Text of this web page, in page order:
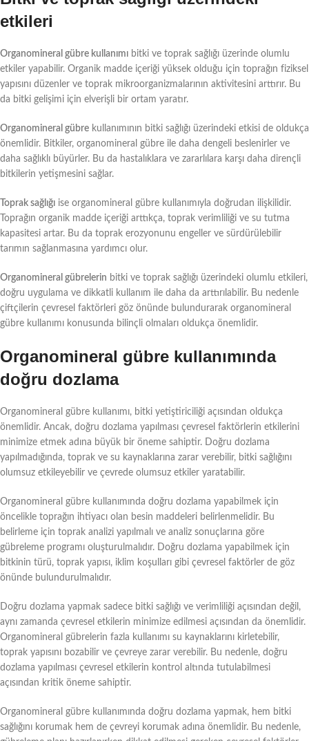
etkileri
Organomineral gübre kullanımı bitki ve toprak sağlığı üzerinde olumlu
etkiler yapabilir. Organik madde içeriği yüksek olduğu için toprağın fiziksel
yapısını düzenler ve toprak mikroorganizmalarının aktivitesini arttırır. Bu
da bitki gelişimi için elverişli bir ortam yaratır.
Organomineral gübre kullanımının bitki sağlığı üzerindeki etkisi de oldukça
önemlidir. Bitkiler, organomineral gübre ile daha dengeli beslenirler ve
daha sağlıklı büyürler. Bu da hastalıklara ve zararlılara karşı daha dirençli
bitkilerin yetişmesini sağlar.
Toprak sağlığı ise organomineral gübre kullanımıyla doğrudan ilişkilidir.
Toprağın organik madde içeriği arttıkça, toprak verimliliği ve su tutma
kapasitesi artar. Bu da toprak erozyonunu engeller ve sürdürülebilir
tarımın sağlanmasına yardımcı olur.
Organomineral gübrelerin bitki ve toprak sağlığı üzerindeki olumlu etkileri,
doğru uygulama ve dikkatli kullanım ile daha da arttırılabilir. Bu nedenle
çiftçilerin çevresel faktörleri göz önünde bulundurarak organomineral
gübre kullanımı konusunda bilinçli olmaları oldukça önemlidir.
Organomineral gübre kullanımında
doğru dozlama
Organomineral gübre kullanımı, bitki yetiştiriciliği açısından oldukça
önemlidir. Ancak, doğru dozlama yapılması çevresel faktörlerin etkilerini
minimize etmek adına büyük bir öneme sahiptir. Doğru dozlama
yapılmadığında, toprak ve su kaynaklarına zarar verebilir, bitki sağlığını
olumsuz etkileyebilir ve çevrede olumsuz etkiler yaratabilir.
Organomineral gübre kullanımında doğru dozlama yapabilmek için
öncelikle toprağın ihtiyacı olan besin maddeleri belirlenmelidir. Bu
belirleme için toprak analizi yapılmalı ve analiz sonuçlarına göre
gübreleme programı oluşturulmalıdır. Doğru dozlama yapabilmek için
bitkinin türü, toprak yapısı, iklim koşulları gibi çevresel faktörler de göz
önünde bulundurulmalıdır.
Doğru dozlama yapmak sadece bitki sağlığı ve verimliliği açısından değil,
aynı zamanda çevresel etkilerin minimize edilmesi açısından da önemlidir.
Organomineral gübrelerin fazla kullanımı su kaynaklarını kirletebilir,
toprak yapısını bozabilir ve çevreye zarar verebilir. Bu nedenle, doğru
dozlama yapılması çevresel etkilerin kontrol altında tutulabilmesi
açısından kritik öneme sahiptir.
Organomineral gübre kullanımında doğru dozlama yapmak, hem bitki
sağlığını korumak hem de çevreyi korumak adına önemlidir. Bu nedenle,